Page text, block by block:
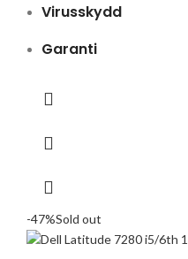
Virusskydd
Garanti
-47%Sold out